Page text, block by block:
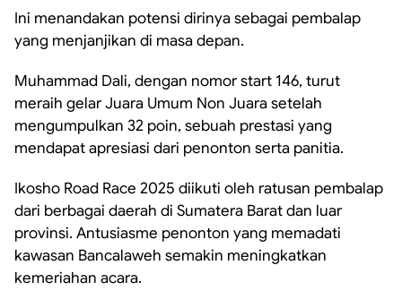
Ini menandakan potensi dirinya sebagai pembalap
yang menjanjikan di masa depan.
Muhammad Dali, dengan nomor start 146, turut
meraih gelar Juara Umum Non Juara setelah
mengumpulkan 32 poin, sebuah prestasi yang
mendapat apresiasi dari penonton serta panitia.
Ikosho Road Race 2025 diikuti oleh ratusan pembalap
dari berbagai daerah di Sumatera Barat dan luar
provinsi. Antusiasme penonton yang memadati
kawasan Bancalaweh semakin meningkatkan
kemeriahan acara.